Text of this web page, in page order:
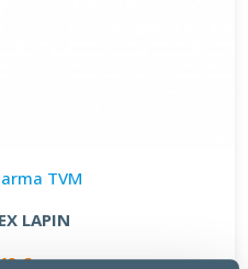
TVM
LAPIN